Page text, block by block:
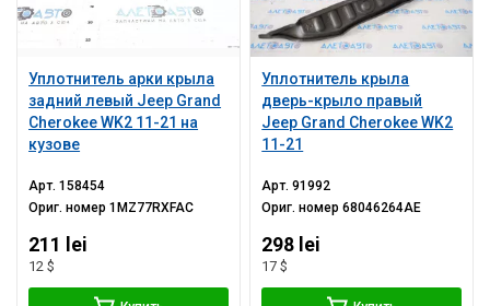
Уплотнитель арки крыла
задний левый Jeep Grand
Cherokee WK2 11-21 на
кузове
Арт.158454
Ориг. номер1MZ77RXFAC
211 lei
12 $
Уплотнитель крыла
дверь-крыло правый
Jeep Grand Cherokee WK2
11-21
Арт.91992
Ориг. номер68046264AE
298 lei
17 $